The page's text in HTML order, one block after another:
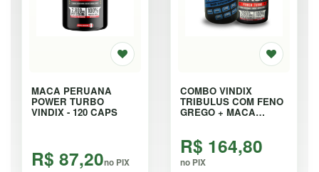
MACA PERUANA
POWER TURBO
VINDIX - 120 CAPS
R$ 87,20no PIX
COMBO VINDIX
TRIBULUS COM FENO
GREGO + MACA
R$ 164,80
no PIX